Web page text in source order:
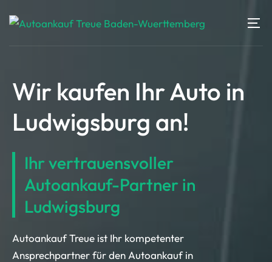
Wir kaufen Ihr Auto in
Ludwigsburg an!
Ihr vertrauensvoller
Autoankauf-Partner in
Ludwigsburg
Autoankauf Treue ist Ihr kompetenter
Ansprechpartner für den Autoankauf in